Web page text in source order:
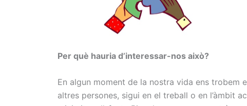
Per què hauria d’interessar-nos això?
En algun moment de la nostra vida ens trobem
altres persones, sigui en el treball o en l’àmbit